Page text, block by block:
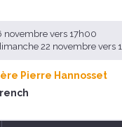
novembre vers 17h00
22 novembre vers
Pierre Hannosset